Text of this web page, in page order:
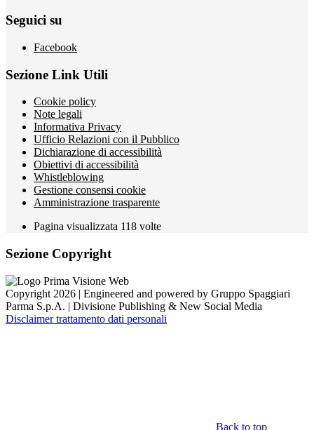
Seguici su
Facebook
Sezione Link Utili
Cookie policy
Note legali
Informativa Privacy
Ufficio Relazioni con il Pubblico
Dichiarazione di accessibilità
Obiettivi di accessibilità
Whistleblowing
Gestione consensi cookie
Amministrazione trasparente
Pagina visualizzata 118 volte
Sezione Copyright
Copyright 2026 | Engineered and powered by Gruppo Spaggiari
Parma S.p.A. | Divisione Publishing & New Social Media
Disclaimer trattamento dati personali
Back to top